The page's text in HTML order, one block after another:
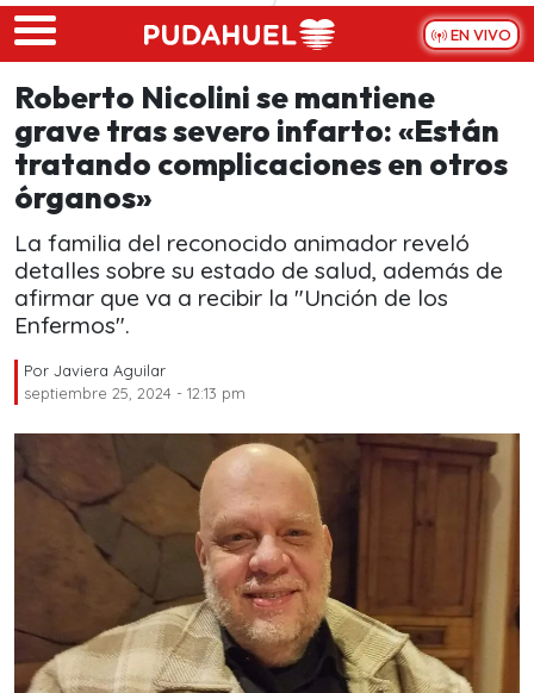
Skip to main content
EN VIVO
Roberto Nicolini se mantiene
grave tras severo infarto: «Están
tratando complicaciones en otros
órganos»
La familia del reconocido animador reveló
detalles sobre su estado de salud, además de
afirmar que va a recibir la "Unción de los
Enfermos".
Por Javiera Aguilar
septiembre 25, 2024 - 12:13 pm